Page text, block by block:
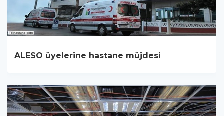
ALESO üyelerine hastane müjdesi